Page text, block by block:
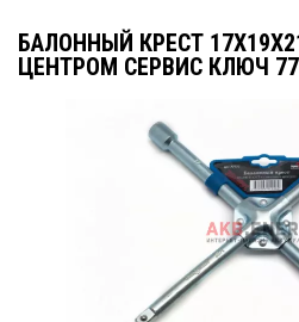
БАЛОННЫЙ КРЕСТ
ЦЕНТРОМ СЕРВИС КЛЮЧ